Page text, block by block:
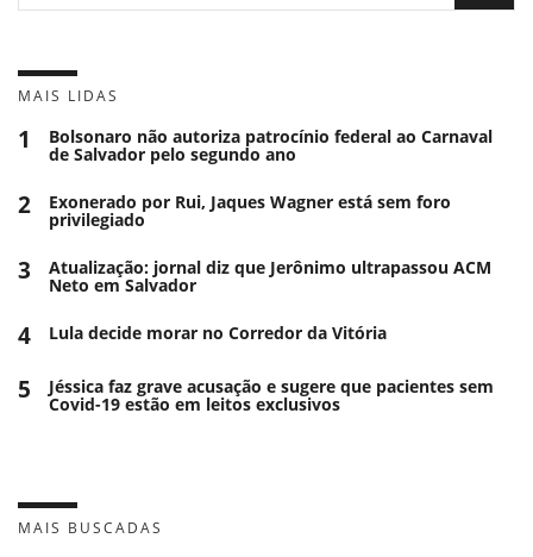
MAIS LIDAS
1 Bolsonaro não autoriza patrocínio federal ao Carnaval
de Salvador pelo segundo ano
2 Exonerado por Rui, Jaques Wagner está sem foro
privilegiado
3 Atualização: jornal diz que Jerônimo ultrapassou ACM
Neto em Salvador
4 Lula decide morar no Corredor da Vitória
5 Jéssica faz grave acusação e sugere que pacientes sem
Covid-19 estão em leitos exclusivos
MAIS BUSCADAS